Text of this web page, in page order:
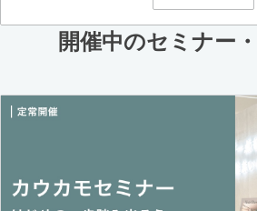
開催中のセミナー